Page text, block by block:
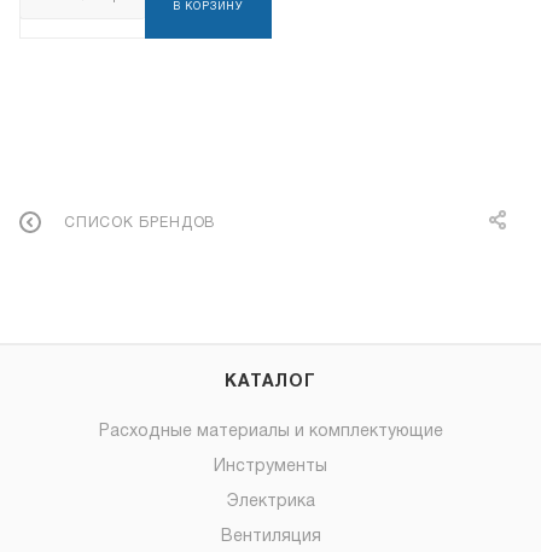
В КОРЗИНУ
СПИСОК БРЕНДОВ
КАТАЛОГ
Расходные материалы и комплектующие
Инструменты
Электрика
Вентиляция